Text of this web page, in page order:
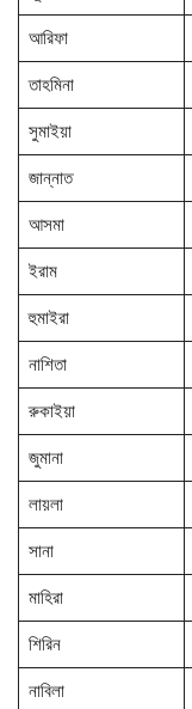
আরিফা
তাহমিনা
সুমাইয়া
জান্নাত
আসমা
ইরাম
হুমাইরা
নাশিতা
রুকাইয়া
জুমানা
লায়লা
সানা
মাহিরা
শিরিন
নাবিলা